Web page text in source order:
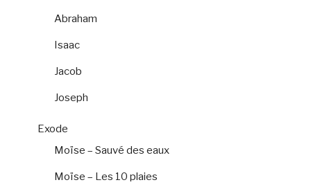
Abraham
Isaac
Jacob
Joseph
Exode
Moïse – Sauvé des eaux
Moïse – Les 10 plaies